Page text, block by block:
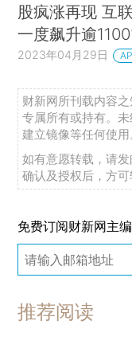
股疯涨再现 互
一度飙升逾
2023年04月29日
财新网所刊载内容
专属所有或持有。
建立镜像等任何使用
如有意愿转载，请
确认及授权后，方可
免费订阅财新网主
推荐阅读